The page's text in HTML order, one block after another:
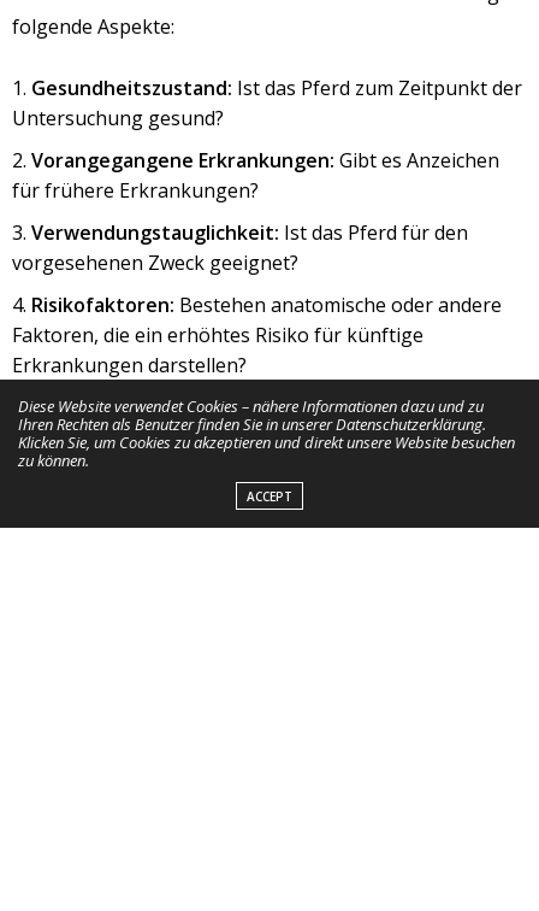
folgende Aspekte:
Gesundheitszustand: Ist das Pferd zum Zeitpunkt der
Untersuchung gesund?
Vorangegangene Erkrankungen: Gibt es Anzeichen
für frühere Erkrankungen?
Verwendungstauglichkeit: Ist das Pferd für den
vorgesehenen Zweck geeignet?
Risikofaktoren: Bestehen anatomische oder andere
Faktoren, die ein erhöhtes Risiko für künftige
Erkrankungen darstellen?
Typische Befunde und ihre
Bedeutung
Röntgenbefunde
Diese Website verwendet Cookies – nähere Informationen dazu und zu
Ihren Rechten als Benutzer finden Sie in unserer Datenschutzerklärung.
Klicken Sie, um Cookies zu akzeptieren und direkt unsere Website besuchen
zu können.
ACCEPT